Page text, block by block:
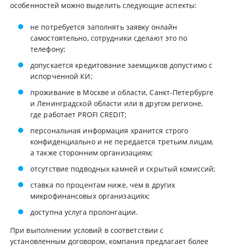
особенностей можно выделить следующие аспекты:
не потребуется заполнять заявку онлайн
самостоятельно, сотрудники сделают это по
телефону;
допускается кредитование заемщиков допустимо с
испорченной КИ;
проживание в Москве и области, Санкт-Петербурге
и Ленинградской области или в другом регионе,
где работает PROFI CREDIT;
персональная информация хранится строго
конфиденциально и не передается третьим лицам,
а также сторонним организациям;
отсутствие подводных камней и скрытый комиссий;
ставка по процентам ниже, чем в других
микрофинансовых организациях;
доступна услуга пролонгации.
При выполнении условий в соответствии с
установленным договором, компания предлагает более